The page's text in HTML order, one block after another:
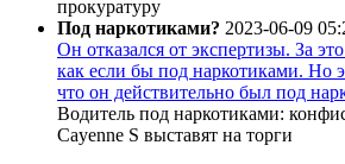
прокуратуру
Под наркотиками? 2023-06-09
Он отказался от экспертизы. За
как если бы под наркотиками. Но
что он действительно был под
Водитель под наркотиками:
Cayenne S выставят на торги